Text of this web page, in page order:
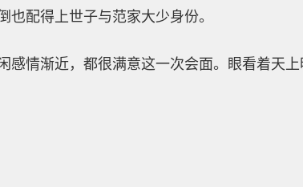
配得上世子与范家大少身份。
感情渐近，都很满意这一次会面。眼看着天